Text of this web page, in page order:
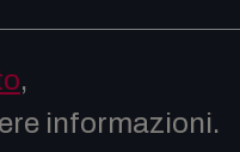
,
informazioni.